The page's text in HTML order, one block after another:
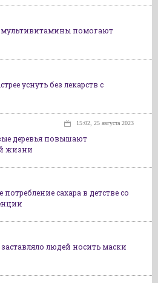
помогают
уснуть без лекарств с
15:02, 25 августа 2023
деревья повышают
жизни
сахара в детстве со
людей носить маски